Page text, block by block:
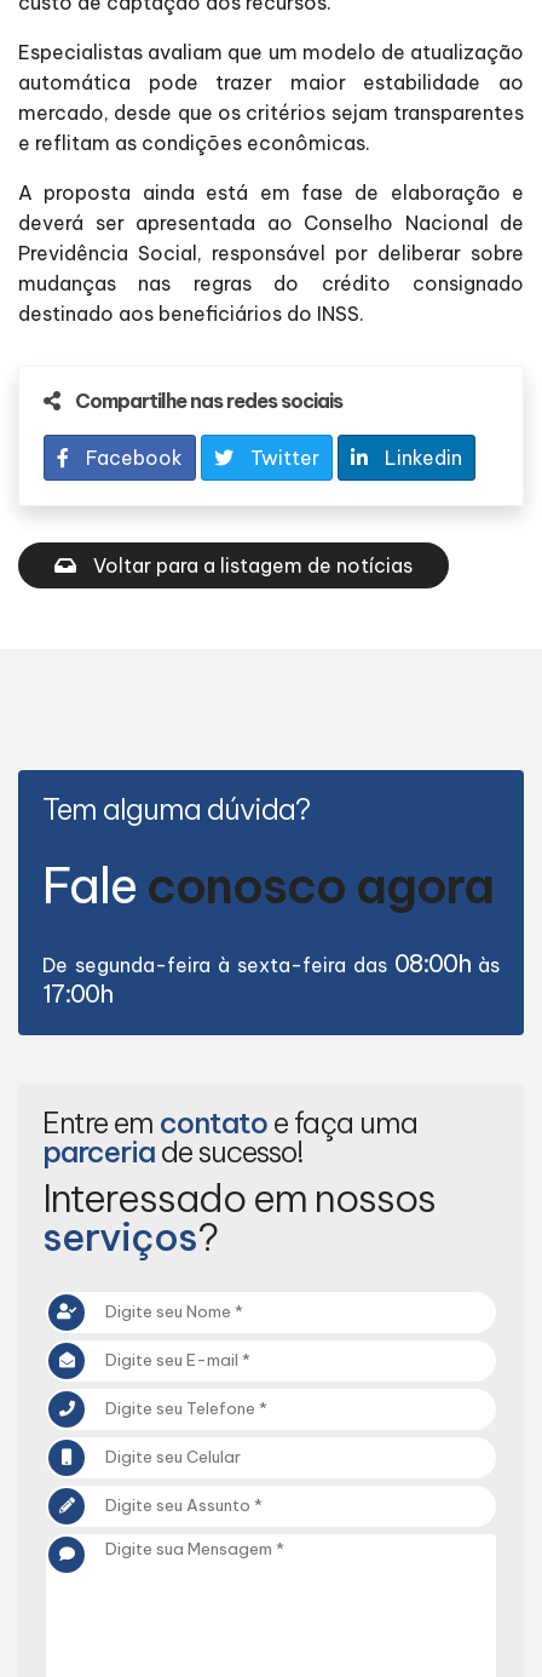
Especialistas avaliam que um modelo de atualização
automática pode trazer maior estabilidade ao
mercado, desde que os critérios sejam transparentes
e reflitam as condições econômicas.
A proposta ainda está em fase de elaboração e
deverá ser apresentada ao Conselho Nacional de
Previdência Social, responsável por deliberar sobre
mudanças nas regras do crédito consignado
destinado aos beneficiários do INSS.
Compartilhe nas redes sociais
Facebook Twitter Linkedin
Voltar para a listagem de notícias
Tem alguma dúvida?
Fale conosco agora
De segunda-feira à sexta-feira das 08:00h às
17:00h
Entre em contato e faça uma
parceria de sucesso!
Interessado em nossos
serviços?